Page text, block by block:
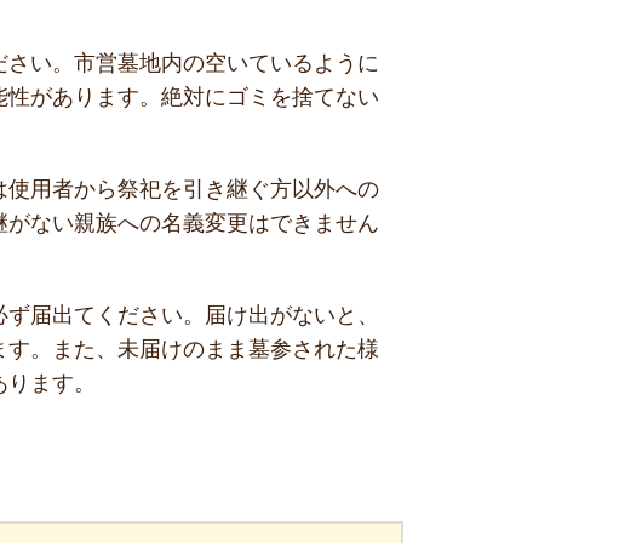
い。市営墓地内の空いているように
があります。絶対にゴミを捨てない
用者から祭祀を引き継ぐ方以外への
ない親族への名義変更はできません
届出てください。届け出がないと、
。また、未届けのまま墓参された様
ます。